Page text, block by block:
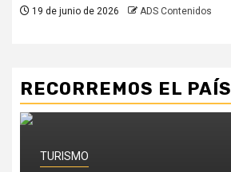
19 de junio de 2026 ADS Contenidos
RECORREMOS EL PAÍS
TURISMO